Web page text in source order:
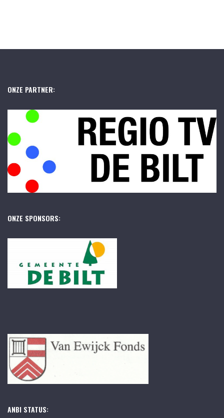
ONZE PARTNER:
ONZE SPONSORS:
ANBI STATUS: